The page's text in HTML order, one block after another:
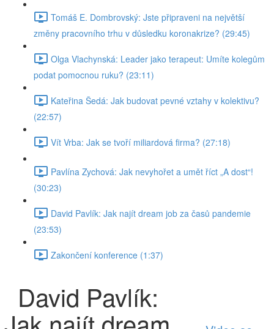
Tomáš E. Dombrovský: Jste připraveni na největší
změny pracovního trhu v důsledku koronakrize? (29:45)
Olga Vlachynská: Leader jako terapeut: Umíte kolegům
podat pomocnou ruku? (23:11)
Kateřina Šedá: Jak budovat pevné vztahy v kolektivu?
(22:57)
Vít Vrba: Jak se tvoří miliardová firma? (27:18)
Pavlína Zychová: Jak nevyhořet a umět říct „A dost“!
(30:23)
David Pavlík: Jak najít dream job za časů pandemie
(23:53)
Zakončení konference (1:37)
David Pavlík: